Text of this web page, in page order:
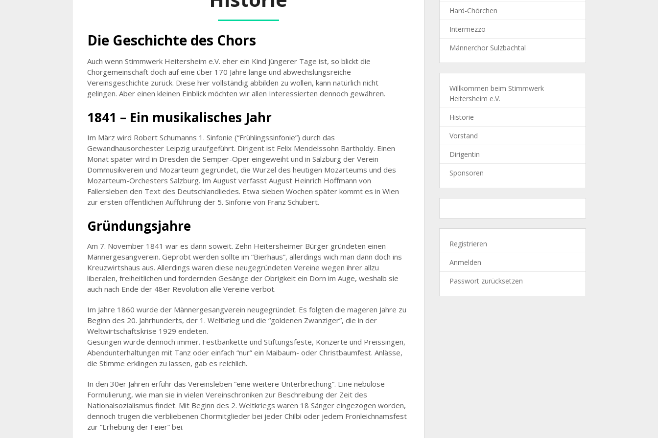
Die Geschichte des Chors
Auch wenn Stimmwerk Heitersheim e.V. eher ein Kind jüngerer Tage ist, so blickt die
Chorgemeinschaft doch auf eine über 170 Jahre lange und abwechslungsreiche
Vereinsgeschichte zurück. Diese hier vollständig abbilden zu wollen, kann natürlich nicht
gelingen. Aber einen kleinen Einblick möchten wir allen Interessierten dennoch gewähren.
1841 – Ein musikalisches Jahr
Im März wird Robert Schumanns 1. Sinfonie (“Frühlingssinfonie”) durch das
Gewandhausorchester Leipzig uraufgeführt. Dirigent ist Felix Mendelssohn Bartholdy. Einen
Monat später wird in Dresden die Semper-Oper eingeweiht und in Salzburg der Verein
Dommusikverein und Mozarteum gegründet, die Wurzel des heutigen Mozarteums und des
Mozarteum-Orchesters Salzburg. Im August verfasst August Heinrich Hoffmann von
Fallersleben den Text des Deutschlandliedes. Etwa sieben Wochen später kommt es in Wien
zur ersten öffentlichen Aufführung der 5. Sinfonie von Franz Schubert.
Gründungsjahre
Am 7. November 1841 war es dann soweit. Zehn Heitersheimer Bürger gründeten einen
Männergesangverein. Geprobt werden sollte im “Bierhaus”, allerdings wich man dann doch ins
Kreuzwirtshaus aus. Allerdings waren diese neugegründeten Vereine wegen ihrer allzu
liberalen, freiheitlichen und fordernden Gesänge der Obrigkeit ein Dorn im Auge, weshalb sie
auch nach Ende der 48er Revolution alle Vereine verbot.
Im Jahre 1860 wurde der Männergesangverein neugegründet. Es folgten die mageren Jahre zu
Beginn des 20. Jahrhunderts, der 1. Weltkrieg und die “goldenen Zwanziger”, die in der
Weltwirtschaftskrise 1929 endeten.
Gesungen wurde dennoch immer. Festbankette und Stiftungsfeste, Konzerte und Preissingen,
Abendunterhaltungen mit Tanz oder einfach “nur” ein Maibaum- oder Christbaumfest. Anlässe,
die Stimme erklingen zu lassen, gab es reichlich.
In den 30er Jahren erfuhr das Vereinsleben “eine weitere Unterbrechung”. Eine nebulöse
Formulierung, wie man sie in vielen Vereinschroniken zur Beschreibung der Zeit des
Nationalsozialismus findet. Mit Beginn des 2. Weltkriegs waren 18 Sänger eingezogen worden,
dennoch trugen die verbliebenen Chormitglieder bei jeder Chilbi oder jedem Fronleichnamsfest
zur “Erhebung der Feier” bei.
Hard-Chörchen
Intermezzo
Männerchor Sulzbachtal
Willkommen beim Stimmwerk
Heitersheim e.V.
Historie
Vorstand
Dirigentin
Sponsoren
Registrieren
Anmelden
Passwort zurücksetzen